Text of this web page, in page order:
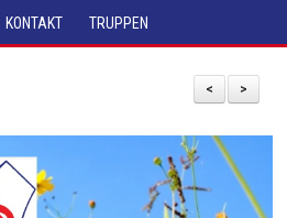
KONTAKT TRUPPEN
>
<